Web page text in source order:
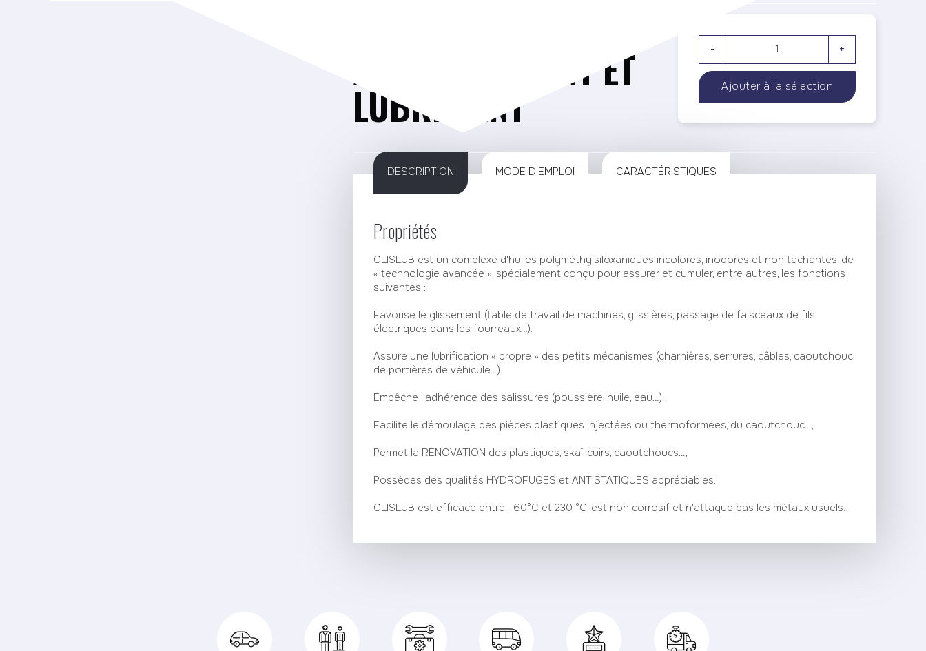
AGENT GLISSANT ET
LUBRIFIANT
- +
DESCRIPTION MODE D'EMPLOI CARACTÉRISTIQUES
Propriétés
GLISLUB est un complexe d'huiles polyméthylsiloxaniques incolores, inodores et non tachantes, de
« technologie avancée », spécialement conçu pour assurer et cumuler, entre autres, les fonctions
suivantes :
Favorise le glissement (table de travail de machines, glissières, passage de faisceaux de fils
électriques dans les fourreaux…).
Assure une lubrification « propre » des petits mécanismes (charnières, serrures, câbles, caoutchouc,
de portières de véhicule…).
Empêche l'adhérence des salissures (poussière, huile, eau…).
Facilite le démoulage des pièces plastiques injectées ou thermoformées, du caoutchouc…,
Permet la RENOVATION des plastiques, skaï, cuirs, caoutchoucs…,
Possèdes des qualités HYDROFUGES et ANTISTATIQUES appréciables.
GLISLUB est efficace entre –60°C et 230 °C, est non corrosif et n'attaque pas les métaux usuels.